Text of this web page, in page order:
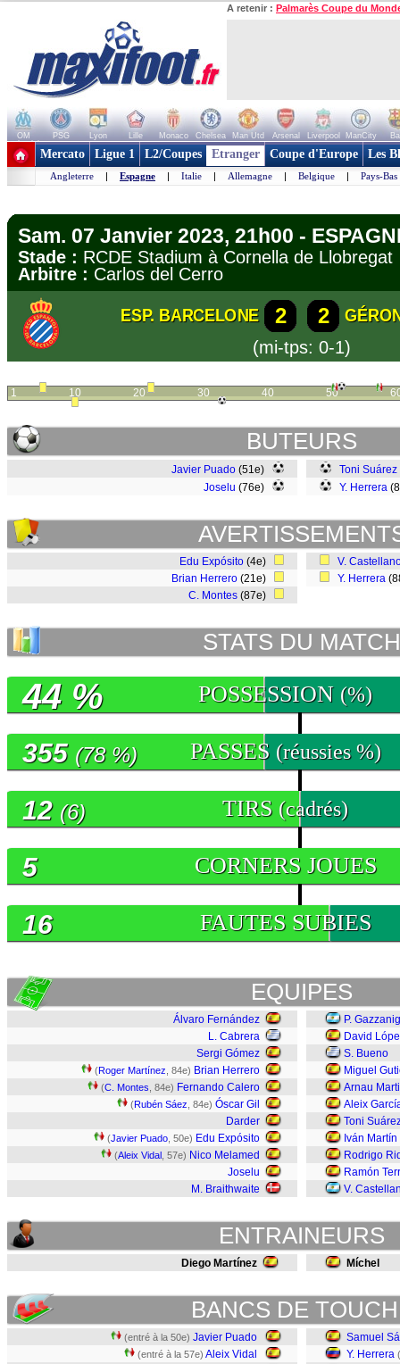
A retenir : Palmarès Coupe du
OM PSG Lyon Lille Monaco Chelsea Man Utd Arsenal Liverpool ManCity
+ de clubs
Mercato Ligue 1 L2/Coupes Etranger Coupe d'Europe Les
Angleterre | Espagne | Italie | Allemagne | Belgique | Pays-Bas
Sam. 07 Janvier 2023, 21h00 -
Stade : RCDE Stadium à Cornella de
Arbitre : Carlos del Cerro
ESP. BARCELONE 2 2
(mi-tps: 0-1)
1 10 20 30 40 50
BUTEURS
Javier Puado (51e)
Joselu (76e)
Toni Suárez
Y. Herrera
Edu Expósito (4e)
Brian Herrero (21e)
C. Montes (87e)
V.
Y. Herrera
STATS DU MATCH
POSSESSION (%)
44 %
PASSES (réussies %)
355 (78 %)
TIRS (cadrés)
12 (6)
CORNERS JOUES
5
FAUTES SUBIES
16
EQUIPES
Álvaro Fernández
L. Cabrera
Sergi Gómez
(Roger Martínez , 84e) Brian Herrero
(C. Montes , 84e) Fernando Calero
(Rubén Sáez , 84e) Óscar Gil
Darder
(Javier Puado , 50e) Edu Expósito
(Aleix Vidal , 57e) Nico Melamed
Joselu
M. Braithwaite
P.
David
S. Bueno
Miguel
Arnau
Aleix
Toni
Iván Martín
Rodrigo
Ramón
V.
ENTRAINEURS
Diego Martínez Míchel
BANCS DE
(entré à la 50e) Javier Puado
(entré à la 57e) Aleix Vidal
Samuel
Y. Herrera